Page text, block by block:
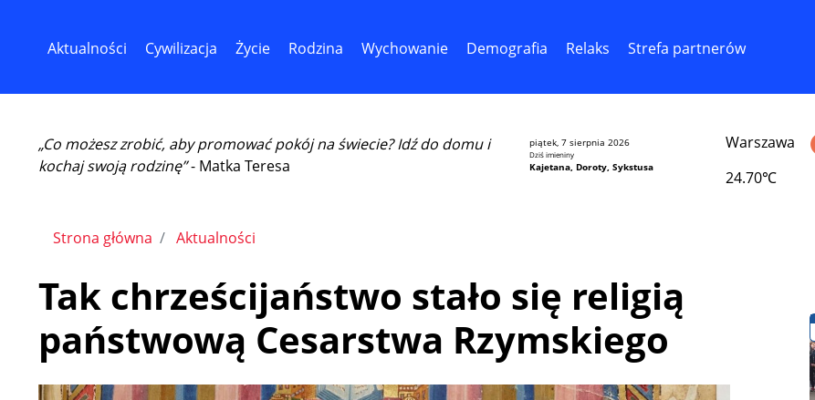
Aktualności Cywilizacja Życie Rodzina Wychowanie Demografia Relaks Strefa partnerów
„Co możesz zrobić, aby promować pokój na świecie? Idź do domu i
kochaj swoją rodzinę”- Matka Teresa
piątek, 7 sierpnia 2026
Dziś imieniny
Kajetana, Doroty, Sykstusa
Warszawa
24.70℃
Strona główna Aktualności
Tak chrześcijaństwo stało się religią
państwową Cesarstwa Rzymskiego